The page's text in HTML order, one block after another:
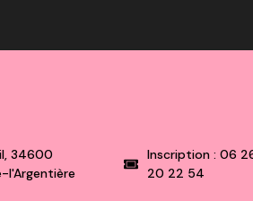
34600
l'Argentière
Inscription : 06
20 22 54